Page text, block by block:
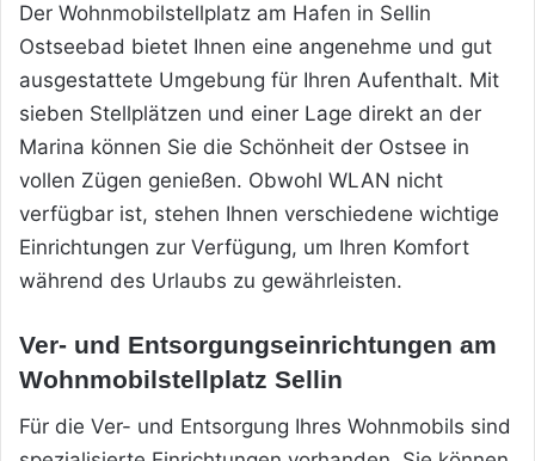
Der Wohnmobilstellplatz am Hafen in Sellin
Ostseebad bietet Ihnen eine angenehme und gut
ausgestattete Umgebung für Ihren Aufenthalt. Mit
sieben Stellplätzen und einer Lage direkt an der
Marina können Sie die Schönheit der Ostsee in
vollen Zügen genießen. Obwohl WLAN nicht
verfügbar ist, stehen Ihnen verschiedene wichtige
Einrichtungen zur Verfügung, um Ihren Komfort
während des Urlaubs zu gewährleisten.
Ver- und Entsorgungseinrichtungen am
Wohnmobilstellplatz Sellin
Für die Ver- und Entsorgung Ihres Wohnmobils sind